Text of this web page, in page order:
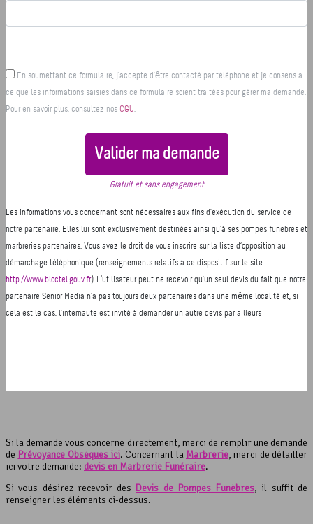
Si la demande vous concerne directement, merci de remplir une demande
de Prévoyance Obsèques ici. Concernant la Marbrerie, merci de détailler
ici votre demande: devis en Marbrerie Funéraire.
Si vous désirez recevoir des Devis de Pompes Funèbres, il suffit de
renseigner les éléments ci-dessus.